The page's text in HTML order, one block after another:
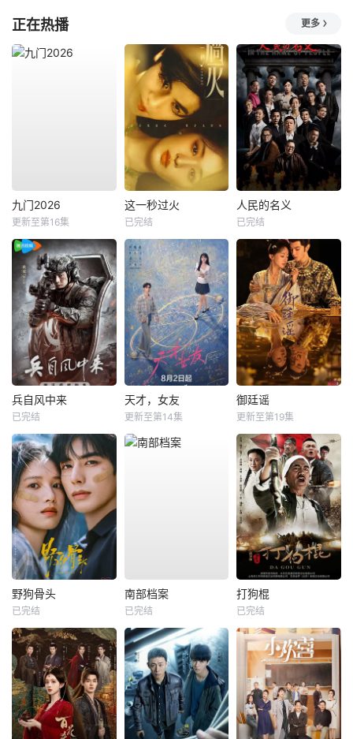
正在热播 更多
九门2026
更新至第16集
这一秒过火
已完结
人民的名义
已完结
兵自风中来
已完结
天才，女友
更新至第14集
御廷谣
更新至第19集
野狗骨头
已完结
南部档案
已完结
打狗棍
已完结